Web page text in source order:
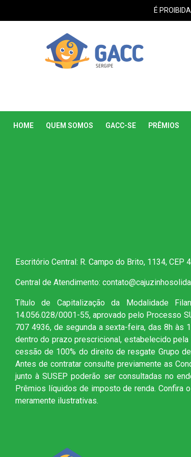
É
HOME QUEM SOMOS GACC-SE PRÊMIOS
Escritório Central: R. Campo do Brito, 1134,
Central de Atendimento:
Título de Capitalização da Modalidade
14.056.028/0001-55, aprovado pelo Processo
707 4936, de segunda a sexta-feira, das 8h às
dentro do prazo prescricional, estabelecido
cessão de 100% do direito de resgate Grupo
Antes de contratar consulte previamente as
junto à SUSEP poderão ser consultadas no
Prêmios líquidos de imposto de renda. Confira
meramente ilustrativas.